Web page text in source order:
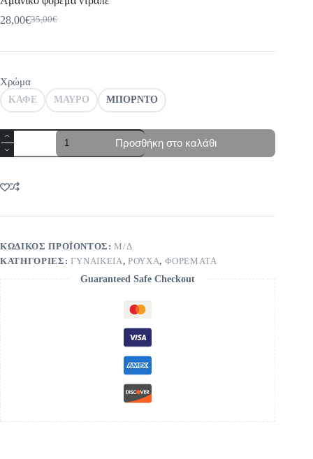
35,00€
Original
was:
28,00€Η
τιμή
Χρώμα
ΚΑΦΕ ΜΑΥΡΟ ΜΠΟΡΝΤΟ
Αμάνικο
φόρεμα
ντραπέ
Προσθήκη στο καλάθι
ΚΩΔΙΚΌΣ ΠΡΟΪΌΝΤΟΣ:Μ/Δ
ΚΑΤΗΓΟΡΊΕΣ: ΓΥΝΑΙΚΕΙΑ, ΡΟΥΧΑ, ΦΟΡΕΜΑΤΑ
Guaranteed Safe Checkout